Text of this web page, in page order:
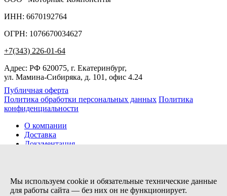
ИНН: 6670192764
ОГРН: 1076670034627
+7(343) 226-01-64
Адрес: РФ 620075, г. Екатеринбург,
ул. Мамина-Сибиряка, д. 101, офис 4.24
Публичная оферта
Политика обработки персональных данных Политика
конфиденциальности
О компании
Доставка
Документация
Контакты
Мы используем cookie и обязательные технические данные
для работы сайта — без них он не функционирует.